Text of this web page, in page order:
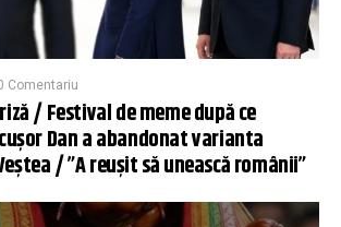
Comentariu
/ Festival de meme după ce
Dan a abandonat varianta
/ ”A reușit să unească românii”